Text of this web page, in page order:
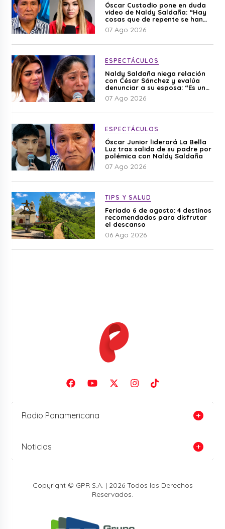
Óscar Custodio pone en duda
video de Naldy Saldaña: “Hay
cosas que de repente se han
editado”
07 Ago 2026
ESPECTÁCULOS
Naldy Saldaña niega relación
con César Sánchez y evalúa
denunciar a su esposa: “Es una
difamación”
07 Ago 2026
ESPECTÁCULOS
Óscar Junior liderará La Bella
Luz tras salida de su padre por
polémica con Naldy Saldaña
07 Ago 2026
TIPS Y SALUD
Feriado 6 de agosto: 4 destinos
recomendados para disfrutar
el descanso
06 Ago 2026
Radio Panamericana
Noticias
Copyright © GPR S.A. | 2026 Todos los Derechos
Reservados.